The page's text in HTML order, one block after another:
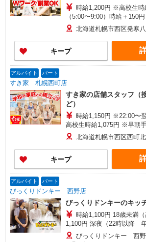
時給1,200円 ※高校生
（5:00〜9:00）時給＋150円
北海道札幌市西区発寒
キープ
アルバイト パート
すき家 札幌西町店
すき家の店舗スタッフ（
ど）
時給1,150円 ※22:00〜
高校生時給1,075円 ※早朝
＋150円
北海道札幌市西区西町
キープ
アルバイト パート
びっくりドンキー 西野店
びっくりドンキーのキッ
時給1,100円 18歳未満
1,100円 深夜（22時以降
円 ☆12月31日〜1月3日まで
びっくりドンキー 西